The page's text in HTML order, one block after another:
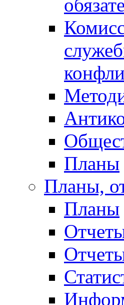
Планы
Планы,
Планы